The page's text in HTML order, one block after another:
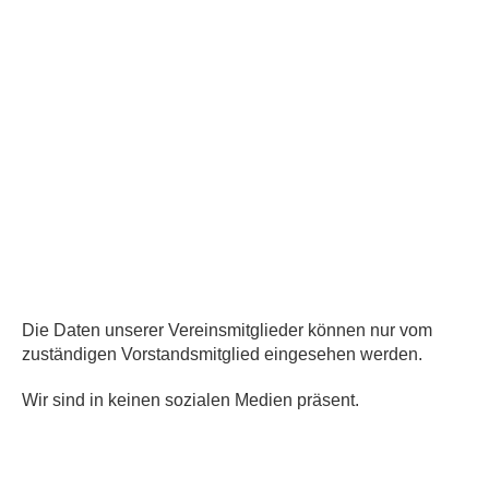
Die Daten unserer Vereinsmitglieder können nur vom
zuständigen Vorstandsmitglied eingesehen werden.
Wir sind in keinen sozialen Medien präsent.